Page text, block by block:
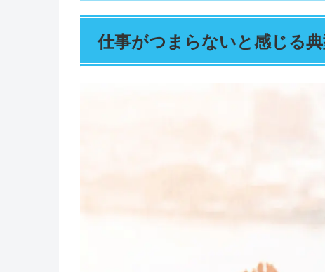
仕事がつまらないと感じる